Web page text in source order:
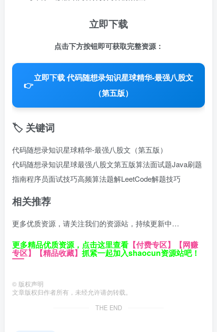
立即下载
点击下方按钮即可获取完整资源：
👉
立即下载 代码随想录知识星球精华-最强八股文
（第五版）
🏷️ 关键词
代码随想录知识星球精华-最强八股文（第五版）
代码随想录知识星球最强八股文第五版算法面试题Java刷题
指南程序员面试技巧高频算法题解LeetCode解题技巧
相关推荐
更多优质资源，请关注我们的资源站，持续更新中…
更多精品优质资源，点击这里查看 【付费专区】 【网赚
专区】 【精品收藏】 抓紧一起加入shaocun资源站吧！
© 版权声明
文章版权归作者所有，未经允许请勿转载。
THE END